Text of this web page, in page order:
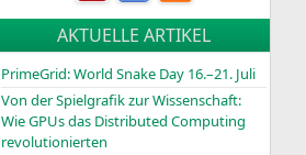
AKTUELLE ARTIKEL
PrimeGrid: World Snake Day 16.–21. Juli
Von der Spielgrafik zur Wissenschaft:
Wie GPUs das Distributed Computing
revolutionierten